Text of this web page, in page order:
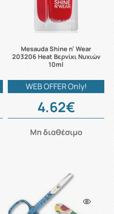
Mesauda Shine n’ Wear
203206 Heat Βερνίκι Νυχιών
10ml
WEB OFFER Only!
4.62€
Μη διαθέσιμο